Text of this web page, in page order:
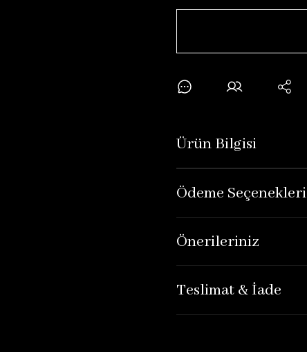
Ürün Bilgisi
Ödeme Seçenekleri
Önerileriniz
Teslimat & İade